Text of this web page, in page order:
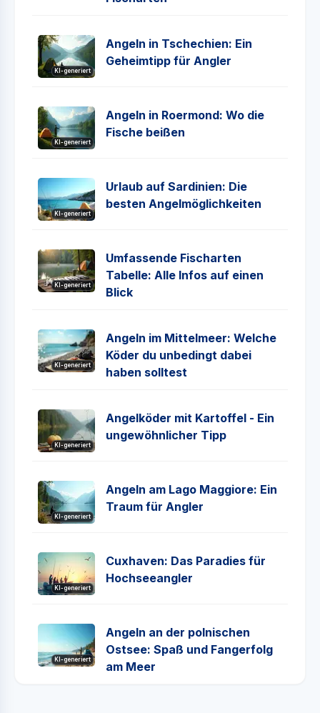
KI-generiert
Angeln in Tschechien: Ein
Geheimtipp für Angler
KI-generiert
Angeln in Roermond: Wo die
Fische beißen
KI-generiert
Urlaub auf Sardinien: Die
besten Angelmöglichkeiten
KI-generiert
Umfassende Fischarten
Tabelle: Alle Infos auf einen
Blick
KI-generiert
Angeln im Mittelmeer: Welche
Köder du unbedingt dabei
haben solltest
KI-generiert
Angelköder mit Kartoffel - Ein
ungewöhnlicher Tipp
KI-generiert
Angeln am Lago Maggiore: Ein
Traum für Angler
KI-generiert
Cuxhaven: Das Paradies für
Hochseeangler
KI-generiert
Angeln an der polnischen
Ostsee: Spaß und Fangerfolg
am Meer